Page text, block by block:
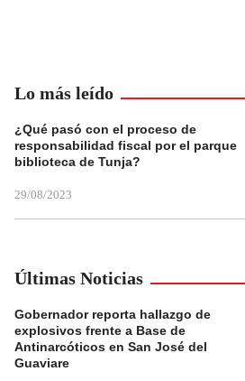
Lo más leído
¿Qué pasó con el proceso de
responsabilidad fiscal por el parque
biblioteca de Tunja?
29/08/2023
Últimas Noticias
Gobernador reporta hallazgo de
explosivos frente a Base de
Antinarcóticos en San José del
Guaviare